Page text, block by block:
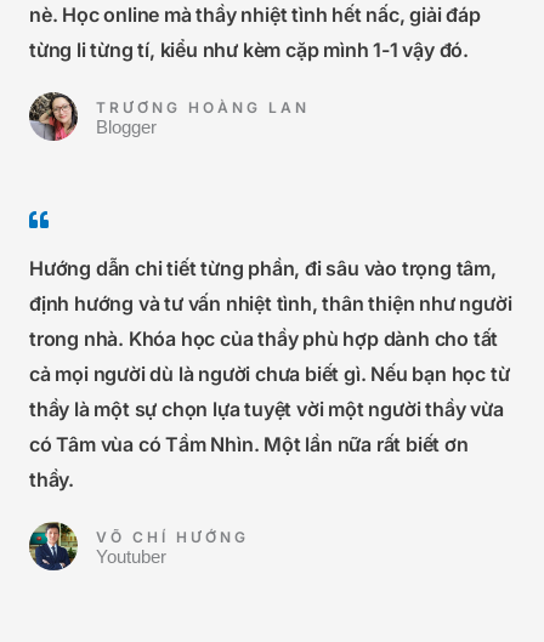
nè. Học online mà thầy nhiệt tình hết nấc, giải đáp
từng li từng tí, kiểu như kèm cặp mình 1-1 vậy đó.
TRƯƠNG HOÀNG LAN
Blogger
Hướng dẫn chi tiết từng phần, đi sâu vào trọng tâm,
định hướng và tư vấn nhiệt tình, thân thiện như người
trong nhà. Khóa học của thầy phù hợp dành cho tất
cả mọi người dù là người chưa biết gì. Nếu bạn học từ
thầy là một sự chọn lựa tuyệt vời một người thầy vừa
có Tâm vùa có Tầm Nhìn. Một lần nữa rất biết ơn
thầy.
VÕ CHÍ HƯỚNG
Youtuber